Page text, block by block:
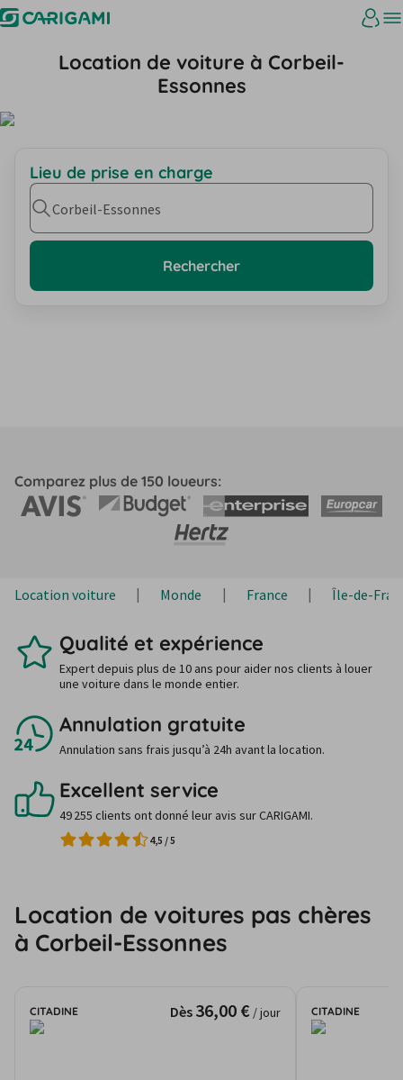
Location de voiture à Corbeil-
Essonnes
Lieu de prise en charge
Corbeil-Essonnes
Rechercher
Comparez plus de 150 loueurs:
Location voiture Monde France Île-de-
Qualité et expérience
Expert depuis plus de 10 ans pour aider nos clients à louer
une voiture dans le monde entier.
Annulation gratuite
Annulation sans frais jusqu’à 24h avant la location.
Excellent service
49 255 clients ont donné leur avis sur CARIGAMI.
4,5 /5
Location de voitures pas chères
à Corbeil-Essonnes
CITADINE Dès 36,00 € / jour CITADINE